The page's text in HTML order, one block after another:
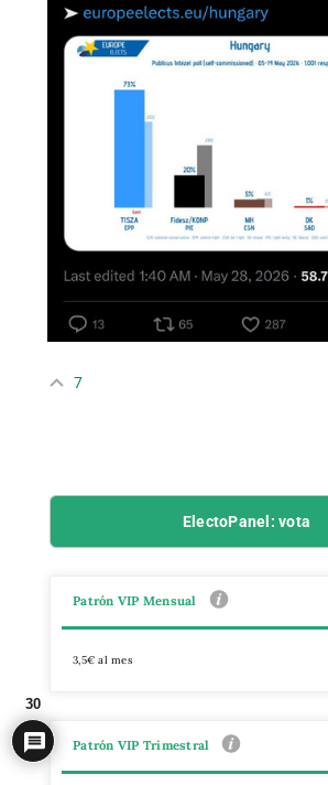
7
ElectoPanel: vota
Patrón VIP Mensual
3,5€ al mes
Patrón VIP Trimestral
30